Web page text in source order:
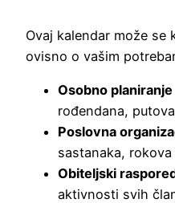
Ovaj kalendar može
ovisno o vašim
Osobno planiranje
rođendana,
Poslovna
sastanaka,
Obiteljski
aktivnosti svih